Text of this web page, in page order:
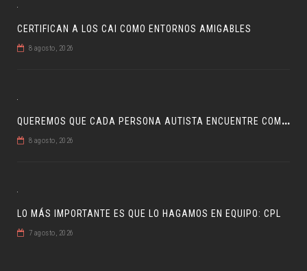
CERTIFICAN A LOS CAI COMO ENTORNOS AMIGABLES
8 agosto, 2026
Q
UEREMOS QUE CADA PERSONA AUTISTA ENCUENTRE COMPRENSIÓN: JDM
8 agosto, 2026
LO MÁS IMPORTANTE ES QUE LO HAGAMOS EN EQUIPO: CPL
7 agosto, 2026